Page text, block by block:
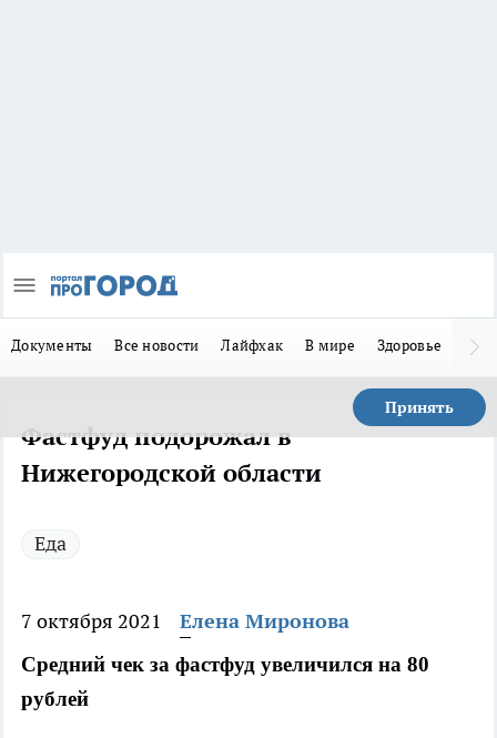
Документы Все новости Лайфхак В мире Здоровье
Принять
Фастфуд подорожал в
Нижегородской области
Еда
7 октября 2021 Елена Миронова
Средний чек за фастфуд увеличился на 80
рублей